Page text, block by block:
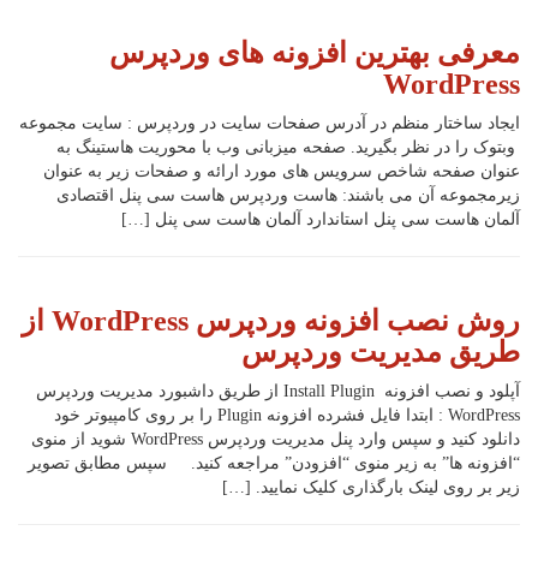
معرفی بهترین افزونه های وردپرس
WordPress
ایجاد ساختار منظم در آدرس صفحات سایت در وردپرس : سایت مجموعه
وبتوک را در نظر بگیرید. صفحه میزبانی وب با محوریت هاستینگ به
عنوان صفحه شاخص سرویس های مورد ارائه و صفحات زیر به عنوان
زیرمجموعه آن می باشند: هاست وردپرس هاست سی پنل اقتصادی
آلمان هاست سی پنل استاندارد آلمان هاست سی پنل […]
روش نصب افزونه وردپرس WordPress از
طریق مدیریت وردپرس
آپلود و نصب افزونه Install Plugin از طریق داشبورد مدیریت وردپرس
WordPress : ابتدا فایل فشرده افزونه Plugin را بر روی کامپیوتر خود
دانلود کنید و سپس وارد پنل مدیریت وردپرس WordPress شوید از منوی
“افزونه ها” به زیر منوی “افزودن” مراجعه کنید. سپس مطابق تصویر
زیر بر روی لینک بارگذاری کلیک نمایید. […]